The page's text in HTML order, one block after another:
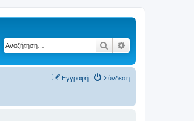
Αναζήτηση
Σύνδεση
Εγγραφή